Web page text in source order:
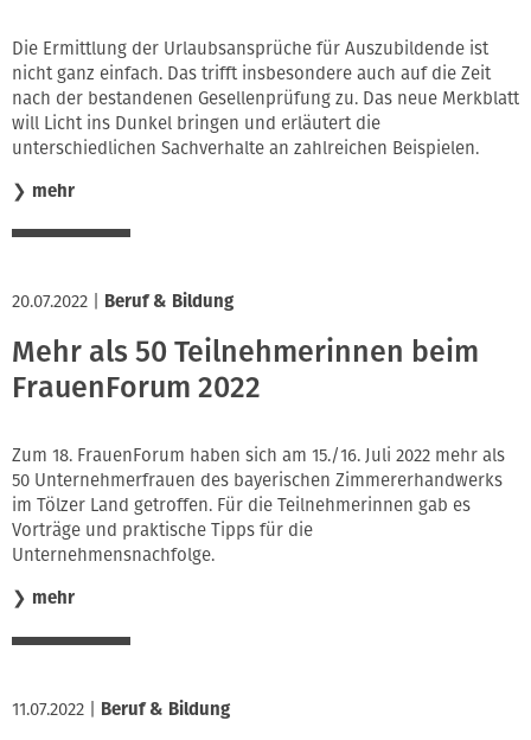
Die Ermittlung der Urlaubsansprüche für Auszubildende ist
nicht ganz einfach. Das trifft insbesondere auch auf die Zeit
nach der bestandenen Gesellenprüfung zu. Das neue Merkblatt
will Licht ins Dunkel bringen und erläutert die
unterschiedlichen Sachverhalte an zahlreichen Beispielen.
❯ mehr
20.07.2022 Beruf & Bildung
Mehr als 50 Teilnehmerinnen beim
FrauenForum 2022
Zum 18. FrauenForum haben sich am 15./16. Juli 2022 mehr als
50 Unternehmerfrauen des bayerischen Zimmererhandwerks
im Tölzer Land getroffen. Für die Teilnehmerinnen gab es
Vorträge und praktische Tipps für die
Unternehmensnachfolge.
❯ mehr
11.07.2022 Beruf & Bildung